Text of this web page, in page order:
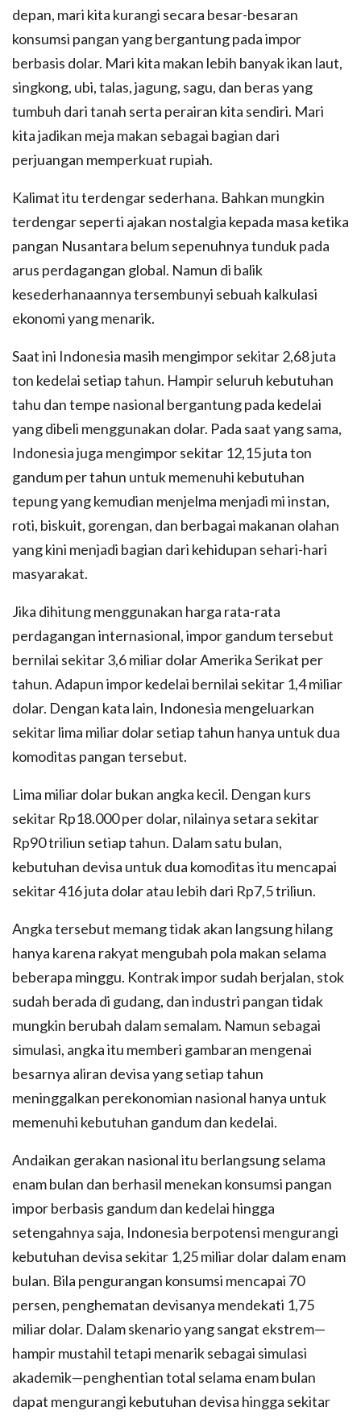
depan, mari kita kurangi secara besar-besaran
konsumsi pangan yang bergantung pada impor
berbasis dolar. Mari kita makan lebih banyak ikan laut,
singkong, ubi, talas, jagung, sagu, dan beras yang
tumbuh dari tanah serta perairan kita sendiri. Mari
kita jadikan meja makan sebagai bagian dari
perjuangan memperkuat rupiah.
Kalimat itu terdengar sederhana. Bahkan mungkin
terdengar seperti ajakan nostalgia kepada masa ketika
pangan Nusantara belum sepenuhnya tunduk pada
arus perdagangan global. Namun di balik
kesederhanaannya tersembunyi sebuah kalkulasi
ekonomi yang menarik.
Saat ini Indonesia masih mengimpor sekitar 2,68 juta
ton kedelai setiap tahun. Hampir seluruh kebutuhan
tahu dan tempe nasional bergantung pada kedelai
yang dibeli menggunakan dolar. Pada saat yang sama,
Indonesia juga mengimpor sekitar 12,15 juta ton
gandum per tahun untuk memenuhi kebutuhan
tepung yang kemudian menjelma menjadi mi instan,
roti, biskuit, gorengan, dan berbagai makanan olahan
yang kini menjadi bagian dari kehidupan sehari-hari
masyarakat.
Jika dihitung menggunakan harga rata-rata
perdagangan internasional, impor gandum tersebut
bernilai sekitar 3,6 miliar dolar Amerika Serikat per
tahun. Adapun impor kedelai bernilai sekitar 1,4 miliar
dolar. Dengan kata lain, Indonesia mengeluarkan
sekitar lima miliar dolar setiap tahun hanya untuk dua
komoditas pangan tersebut.
Lima miliar dolar bukan angka kecil. Dengan kurs
sekitar Rp18.000 per dolar, nilainya setara sekitar
Rp90 triliun setiap tahun. Dalam satu bulan,
kebutuhan devisa untuk dua komoditas itu mencapai
sekitar 416 juta dolar atau lebih dari Rp7,5 triliun.
Angka tersebut memang tidak akan langsung hilang
hanya karena rakyat mengubah pola makan selama
beberapa minggu. Kontrak impor sudah berjalan, stok
sudah berada di gudang, dan industri pangan tidak
mungkin berubah dalam semalam. Namun sebagai
simulasi, angka itu memberi gambaran mengenai
besarnya aliran devisa yang setiap tahun
meninggalkan perekonomian nasional hanya untuk
memenuhi kebutuhan gandum dan kedelai.
Andaikan gerakan nasional itu berlangsung selama
enam bulan dan berhasil menekan konsumsi pangan
impor berbasis gandum dan kedelai hingga
setengahnya saja, Indonesia berpotensi mengurangi
kebutuhan devisa sekitar 1,25 miliar dolar dalam enam
bulan. Bila pengurangan konsumsi mencapai 70
persen, penghematan devisanya mendekati 1,75
miliar dolar. Dalam skenario yang sangat ekstrem—
hampir mustahil tetapi menarik sebagai simulasi
akademik—penghentian total selama enam bulan
dapat mengurangi kebutuhan devisa hingga sekitar